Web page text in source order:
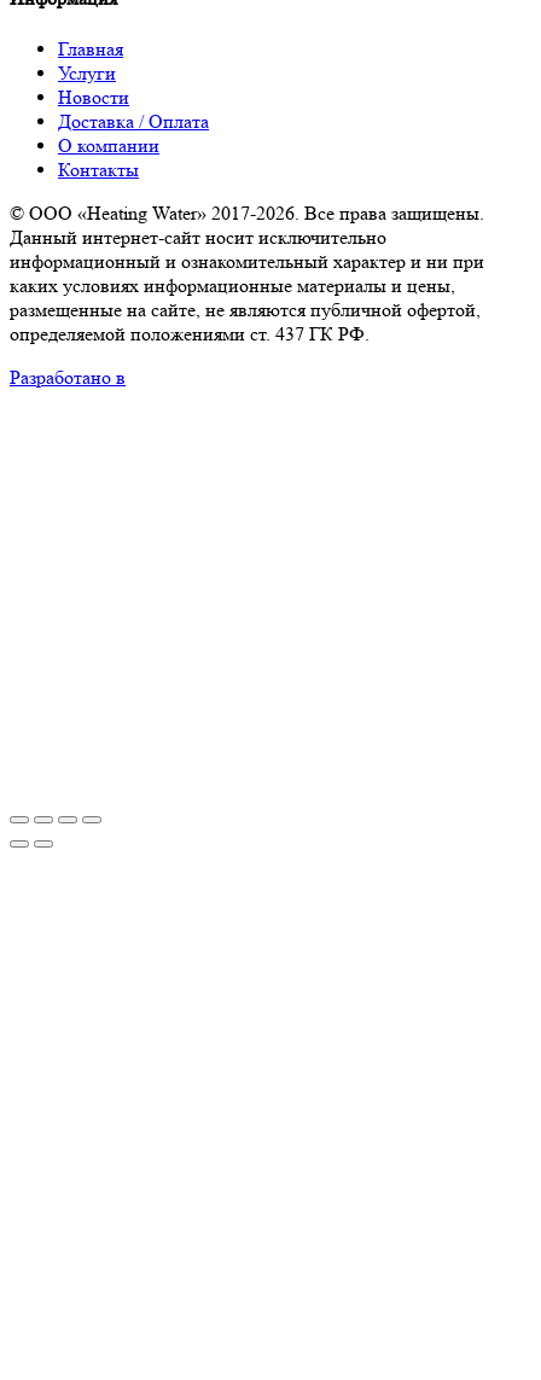
Главная
Услуги
Новости
Доставка / Оплата
О компании
Контакты
© ООО «Heating Water» 2017-2026. Все права защищены.
Данный интернет-сайт носит исключительно
информационный и ознакомительный характер и ни при
каких условиях информационные материалы и цены,
размещенные на сайте, не являются публичной офертой,
определяемой положениями ст. 437 ГК РФ.
Разработано в